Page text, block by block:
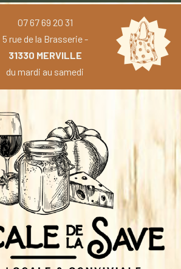
07 67 69 20 31
5 rue de la Brasserie -
31330 MERVILLE
du mardi au samedi